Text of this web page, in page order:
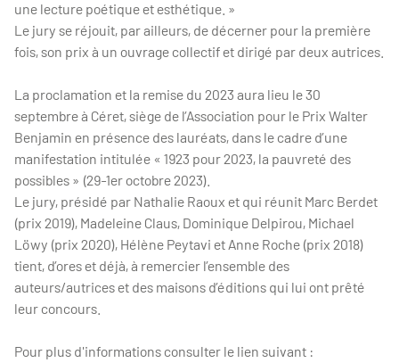
une lecture poétique et esthétique. »
Le jury se réjouit, par ailleurs, de décerner pour la première
fois, son prix à un ouvrage collectif et dirigé par deux autrices.
La proclamation et la remise du 2023 aura lieu le 30
septembre à Céret, siège de l’Association pour le Prix Walter
Benjamin en présence des lauréats, dans le cadre d’une
manifestation intitulée « 1923 pour 2023, la pauvreté des
possibles » (29-1er octobre 2023).
Le jury, présidé par Nathalie Raoux et qui réunit Marc Berdet
(prix 2019), Madeleine Claus, Dominique Delpirou, Michael
Löwy (prix 2020), Hélène Peytavi et Anne Roche (prix 2018)
tient, d’ores et déjà, à remercier l’ensemble des
auteurs/autrices et des maisons d’éditions qui lui ont prêté
leur concours.
Pour plus d'informations consulter le lien suivant :